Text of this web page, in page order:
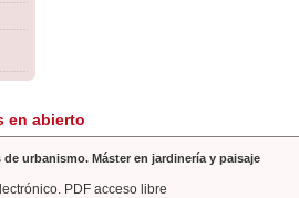
en abierto
urbanismo. Máster en jardinería y paisaje
PDF acceso libre